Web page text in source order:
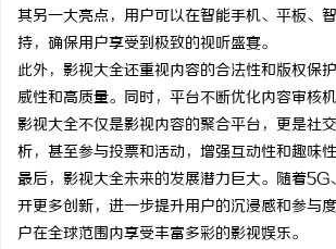
其另一大亮点，用户可以在智能手机、平板、
持，确保用户享受到极致的视听盛宴。
此外，影视大全还重视内容的合法性和版权保
威性和高质量。同时，平台不断优化内容审核
影视大全不仅是影视内容的聚合平台，更是社
析，甚至参与投票和活动，增强互动性和趣味
最后，影视大全未来的发展潜力巨大。随着
开更多创新，进一步提升用户的沉浸感和参与
户在全球范围内享受丰富多彩的影视娱乐。